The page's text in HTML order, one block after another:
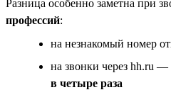
Разница особенно заметна при
профессий:
на незнакомый номер
на звонки через hh.ru —
в четыре раза